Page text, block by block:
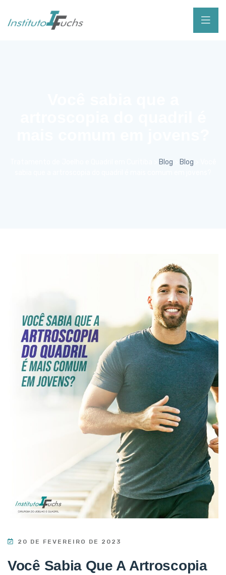
Blog Blog
20 DE FEVEREIRO DE 2023
Você Sabia Que A Artroscopia